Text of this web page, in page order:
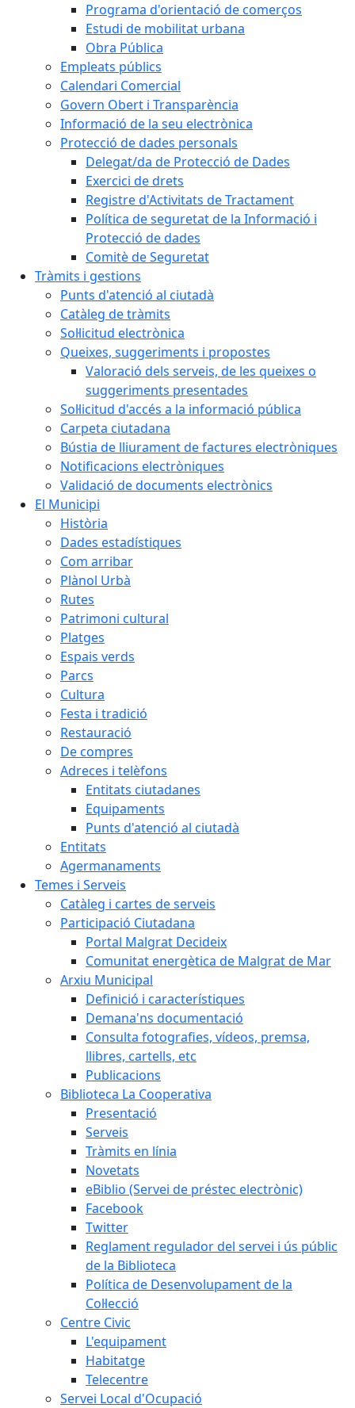
Programa d'orientació de comerços
Estudi de mobilitat urbana
Obra Pública
Empleats públics
Calendari Comercial
Govern Obert i Transparència
Informació de la seu electrònica
Protecció de dades personals
Delegat/da de Protecció de Dades
Exercici de drets
Registre d'Activitats de Tractament
Política de seguretat de la Informació i
Protecció de dades
Comitè de Seguretat
Tràmits i gestions
Punts d'atenció al ciutadà
Catàleg de tràmits
Sol·licitud electrònica
Queixes, suggeriments i propostes
Valoració dels serveis, de les queixes o
suggeriments presentades
Sol·licitud d'accés a la informació pública
Carpeta ciutadana
Bústia de lliurament de factures electròniques
Notificacions electròniques
Validació de documents electrònics
El Municipi
Història
Dades estadístiques
Com arribar
Plànol Urbà
Rutes
Patrimoni cultural
Platges
Espais verds
Parcs
Cultura
Festa i tradició
Restauració
De compres
Adreces i telèfons
Entitats ciutadanes
Equipaments
Punts d'atenció al ciutadà
Entitats
Agermanaments
Temes i Serveis
Catàleg i cartes de serveis
Participació Ciutadana
Portal Malgrat Decideix
Comunitat energètica de Malgrat de Mar
Arxiu Municipal
Definició i característiques
Demana'ns documentació
Consulta fotografies, vídeos, premsa,
llibres, cartells, etc
Publicacions
Biblioteca La Cooperativa
Presentació
Serveis
Tràmits en línia
Novetats
eBiblio (Servei de préstec electrònic)
Facebook
Twitter
Reglament regulador del servei i ús públic
de la Biblioteca
Política de Desenvolupament de la
Col·lecció
Centre Civic
L'equipament
Habitatge
Telecentre
Servei Local d'Ocupació